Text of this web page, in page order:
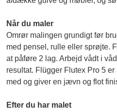
Når du maler
Omrør malingen grundigt før
med pensel, rulle eller sprøjte.
at påføre 2 lag. Arbejd vådt i
resultat. Flügger Flutex Pro 5
med og giver en jævn og flot
Efter du har malet